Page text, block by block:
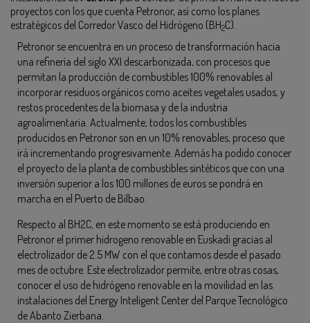
proyectos con los que cuenta Petronor, así como los planes
estratégicos del Corredor Vasco del Hidrógeno (BH2C).
Petronor se encuentra en un proceso de transformación hacia
una refinería del siglo XXI descarbonizada, con procesos que
permitan la producción de combustibles 100% renovables al
incorporar residuos orgánicos como aceites vegetales usados, y
restos procedentes de la biomasa y de la industria
agroalimentaria. Actualmente, todos los combustibles
producidos en Petronor son en un 10% renovables, proceso que
irá incrementando progresivamente. Además ha podido conocer
el proyecto de la planta de combustibles sintéticos que con una
inversión superior a los 100 millones de euros se pondrá en
marcha en el Puerto de Bilbao.
Respecto al BH2C, en este momento se está produciendo en
Petronor el primer hidrogeno renovable en Euskadi gracias al
electrolizador de 2.5 MW con el que contamos desde el pasado
mes de octubre. Este electrolizador permite, entre otras cosas,
conocer el uso de hidrógeno renovable en la movilidad en las
instalaciones del Energy Inteligent Center del Parque Tecnológico
de Abanto Zierbana.